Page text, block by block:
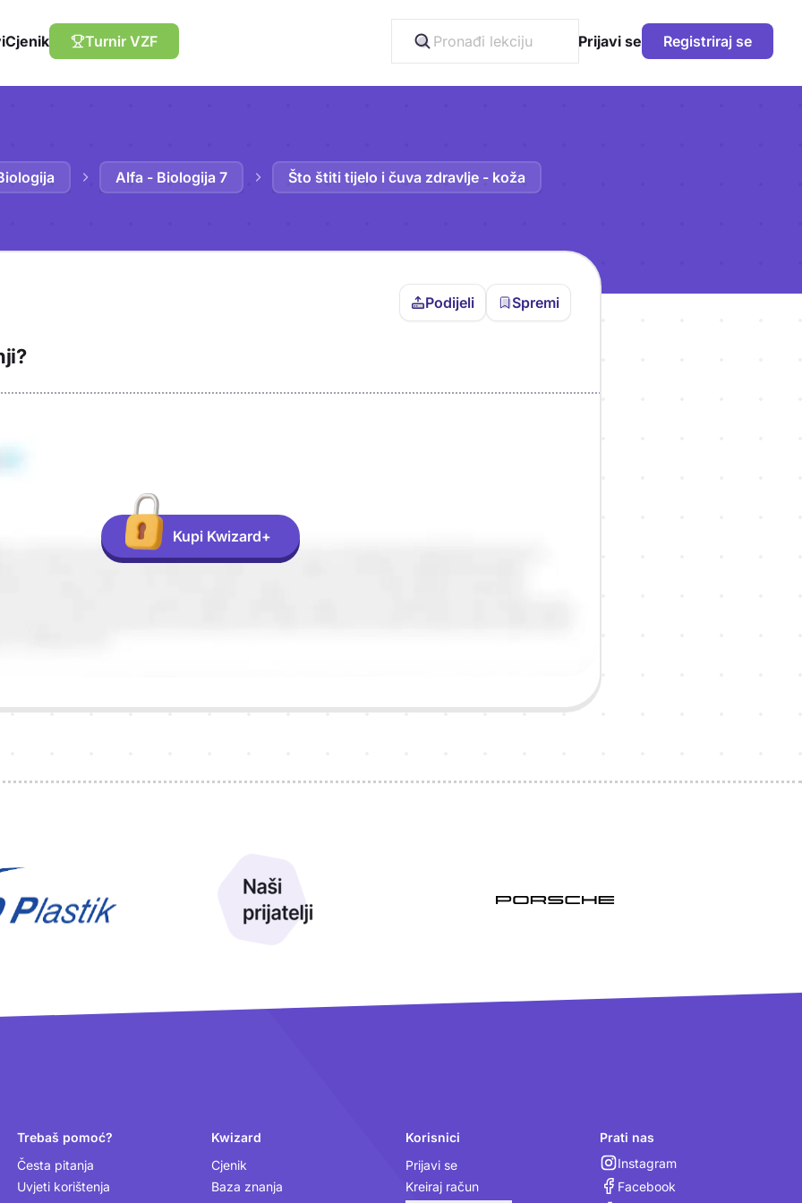
Cjenik Turnir VZF Prijavi se Registriraj se
Alfa - Biologija 7 Što štiti tijelo i čuva zdravlje - koža
Podijeli Spremi
Kupi Kwizard+
Trebaš pomoć?
Česta pitanja
Uvjeti korištenja
Kwizard
Cjenik
Baza znanja
Korisnici
Prijavi se
Kreiraj račun
Prati nas
Instagram
Facebook